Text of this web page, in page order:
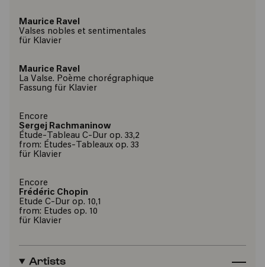
Maurice Ravel
Valses nobles et sentimentales
für Klavier
Maurice Ravel
La Valse. Poème chorégraphique
Fassung für Klavier
Encore
Sergej Rachmaninow
Étude-Tableau C-Dur op. 33,2
from: Études-Tableaux op. 33
für Klavier
Encore
Frédéric Chopin
Etude C-Dur op. 10,1
from: Etudes op. 10
für Klavier
Artists